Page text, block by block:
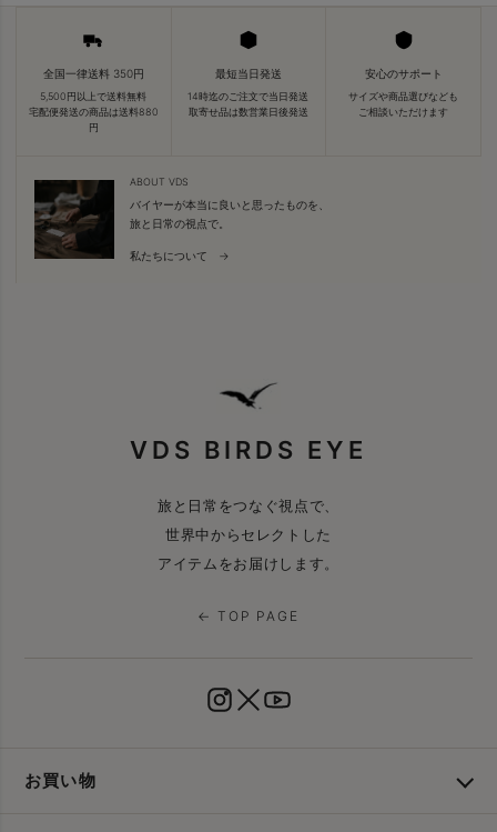
全国一律送料 350円
5,500円以上で送料無料
宅配便発送の商品は送料880
円
最短当日発送
14時迄のご注文で当日発送
取寄せ品は数営業日後発送
安心のサポート
サイズや商品選びなども
ご相談いただけます
ABOUT VDS
バイヤーが本当に良いと思ったものを、
旅と日常の視点で。
私たちについて →
VDS BIRDS EYE
旅と日常をつなぐ視点で、
世界中からセレクトした
アイテムをお届けします。
← TOP PAGE
お買い物